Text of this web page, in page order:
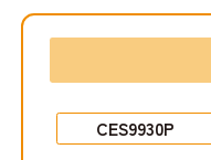
CES9930P